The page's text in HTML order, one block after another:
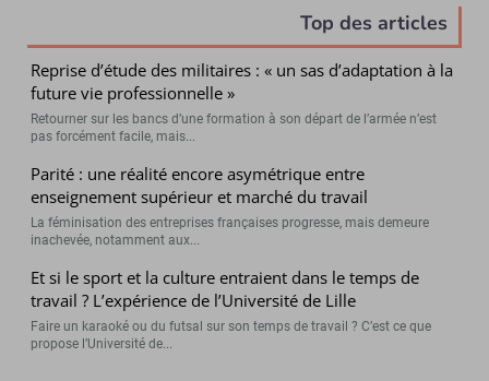
Top des articles
Reprise d’étude des militaires : « un sas d’adaptation à la
future vie professionnelle »
Retourner sur les bancs d’une formation à son départ de l’armée n’est
pas forcément facile, mais...
Parité : une réalité encore asymétrique entre
enseignement supérieur et marché du travail
La féminisation des entreprises françaises progresse, mais demeure
inachevée, notamment aux...
Et si le sport et la culture entraient dans le temps de
travail ? L’expérience de l’Université de Lille
Faire un karaoké ou du futsal sur son temps de travail ? C’est ce que
propose l’Université de...